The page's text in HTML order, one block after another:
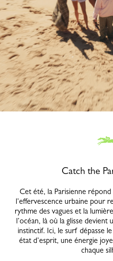
Catch the
Cet été, la Parisienne répond
l’effervescence urbaine pour
rythme des vagues et la
l’océan, là où la glisse
instinctif. Ici, le surf dépasse
état d’esprit, une énergie
chaque